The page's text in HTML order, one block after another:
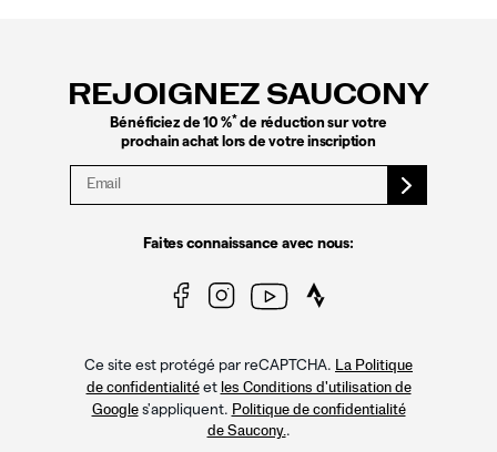
REJOIGNEZ SAUCONY
Bénéficiez de 10 %*de réduction sur votre
prochain achat lors de votre inscription
Faites connaissance avec nous:
Ce site est protégé par reCAPTCHA. La Politique
de confidentialitéet les Conditions d'utilisation de
Googles'appliquent. Politique de confidentialité
de Saucony..